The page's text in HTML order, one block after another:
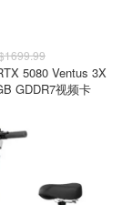
5080 Ventus 3X
GDDR7视频卡